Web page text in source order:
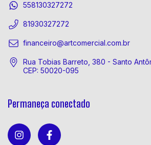
558130327272
81930327272
financeiro@artcomercial.com.br
Rua Tobias Barreto, 380 - Santo
CEP: 50020-095
Permaneça conectado